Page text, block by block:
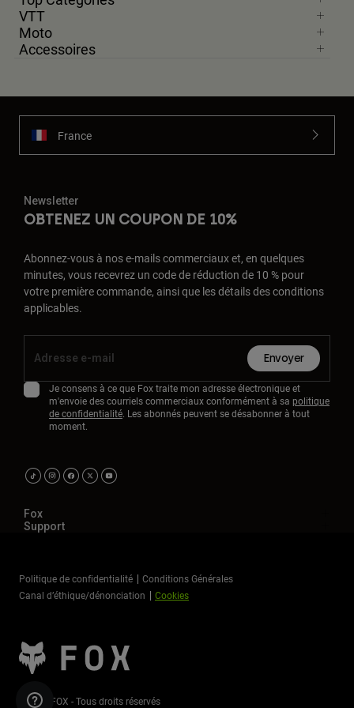
VTT
Moto
Accessoires
France
Newsletter
OBTENEZ UN COUPON DE 10%
Abonnez-vous à nos e-mails commerciaux et, en quelques
minutes, vous recevrez un code de réduction de 10 % pour
votre première commande, ainsi que les détails des conditions
applicables.
Envoyer
Je consens à ce que Fox traite mon adresse électronique et
m'envoie des courriels commerciaux conformément à sa politique
de confidentialité. Les abonnés peuvent se désabonner à tout
moment.
Fox
Support
Politique de confidentialité
Conditions Générales
Canal d’éthique/dénonciation
Cookies
©2026 FOX - Tous droits réservés